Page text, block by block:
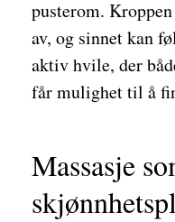
pusterom.
av, og sinnet kan
aktiv hvile, der
får mulighet til å
Massasje